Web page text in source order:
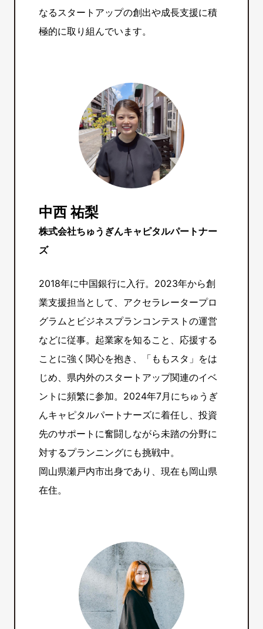
なるスタートアップの創出や成長支援に積
極的に取り組んでいます。
中西 祐梨
株式会社ちゅうぎんキャピタルパートナー
ズ
2018年に中国銀行に入行。2023年から創
業支援担当として、アクセラレータープロ
グラムとビジネスプランコンテストの運営
などに従事。起業家を知ること、応援する
ことに強く関心を抱き、「ももスタ」をは
じめ、県内外のスタートアップ関連のイベ
ントに頻繁に参加。2024年7月にちゅうぎ
んキャピタルパートナーズに着任し、投資
先のサポートに奮闘しながら未踏の分野に
対するプランニングにも挑戦中。
岡山県瀬戸内市出身であり、現在も岡山県
在住。